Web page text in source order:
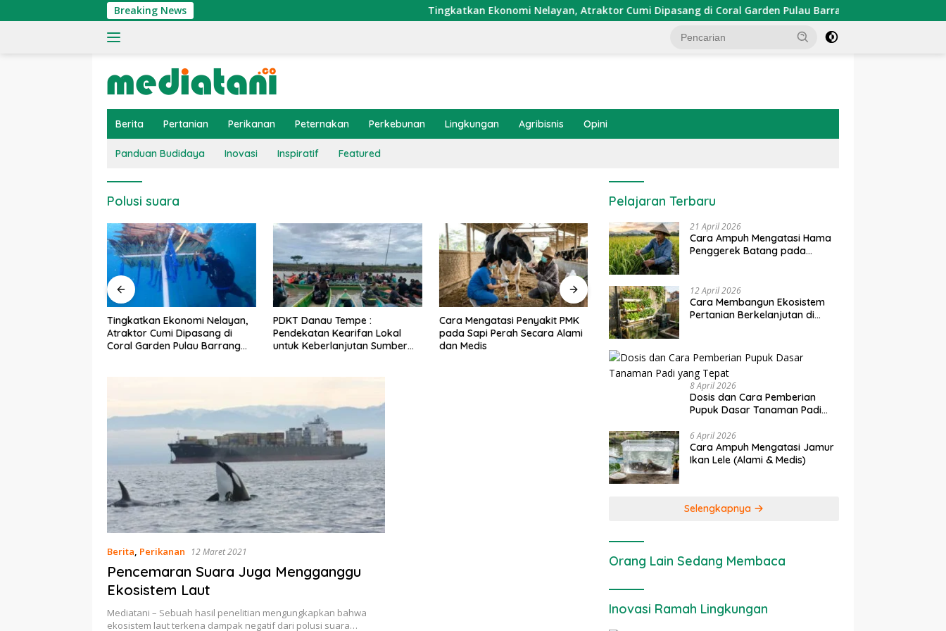
ke
Breaking News Tingkatkan Ekonomi Nelayan, Atraktor Cumi Dipasang di Coral Garden Pulau Barrang Caddi
Berita Pertanian Perikanan Peternakan Perkebunan Lingkungan Agribisnis Opini
Panduan Budidaya Inovasi Inspiratif Featured
Polusi suara
PDKT Danau Tempe :
Pendekatan Kearifan Lokal
untuk Keberlanjutan Sumber
Cara Mengatasi Penyakit PMK
pada Sapi Perah Secara Alami
dan Medis
Dosis dan Cara Pemupukan
Tanaman Padi pada Fase
Vegetatif Aktif yang Tepat
Penerapan IoT dalam
Pertanian Modern di Indonesia
Ekonomi Sumber Daya Lahan:
Berita, Perikanan 12 Maret 2021
Pencemaran Suara Juga Mengganggu
Ekosistem Laut
Mediatani – Sebuah hasil penelitian mengungkapkan bahwa
ekosistem laut terkena dampak negatif dari polusi suara…
Pelajaran Terbaru
21 April 2026
Cara Ampuh Mengatasi Hama
Penggerek Batang pada
12 April 2026
Cara Membangun Ekosistem
Pertanian Berkelanjutan di
8 April 2026
Dosis dan Cara Pemberian
Pupuk Dasar Tanaman Padi
6 April 2026
Cara Ampuh Mengatasi Jamur
Ikan Lele (Alami & Medis)
Selengkapnya
Orang Lain Sedang Membaca
Inovasi Ramah Lingkungan